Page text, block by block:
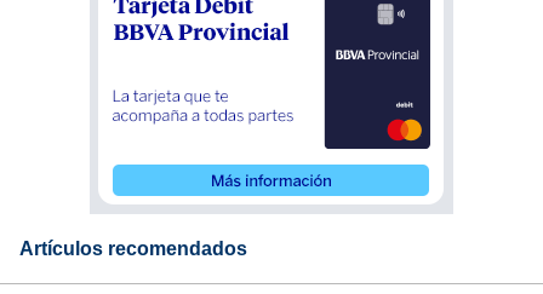
Artículos recomendados